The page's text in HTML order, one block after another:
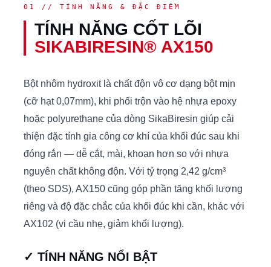
01 // TÍNH NĂNG & ĐẶC ĐIỂM
TÍNH NĂNG CỐT LÕI
SIKABIRESIN® AX150
Bột nhôm hydroxit là chất độn vô cơ dạng bột mịn
(cỡ hạt 0,07mm), khi phối trộn vào hệ nhựa epoxy
hoặc polyurethane của dòng SikaBiresin giúp cải
thiện đặc tính gia công cơ khí của khối đúc sau khi
đóng rắn — dễ cắt, mài, khoan hơn so với nhựa
nguyên chất không độn. Với tỷ trọng 2,42 g/cm³
(theo SDS), AX150 cũng góp phần tăng khối lượng
riêng và độ đặc chắc của khối đúc khi cần, khác với
AX102 (vi cầu nhẹ, giảm khối lượng).
✓ TÍNH NĂNG NỔI BẬT